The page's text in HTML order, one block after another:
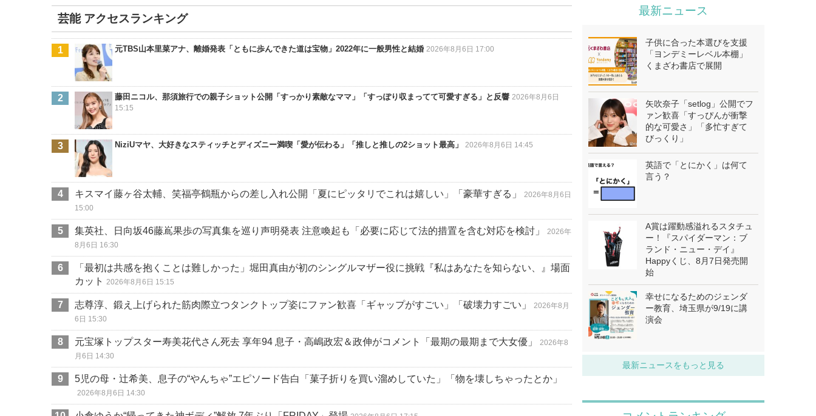
芸能 アクセスランキング
元TBS山本里菜アナ、離婚発表「ともに歩んできた道は宝物」2022年に一般男性と結婚 2026年8月6日 17:00
藤田ニコル、那須旅行での親子ショット公開「すっかり素敵なママ」「すっぽり収まってて可愛すぎる」と反響 2026年8月6日
15:15
NiziUマヤ、大好きなスティッチとディズニー満喫「愛が伝わる」「推しと推しの2ショット最高」 2026年8月6日 14:45
キスマイ藤ヶ谷太輔、笑福亭鶴瓶からの差し入れ公開「夏にピッタリでこれは嬉しい」「豪華すぎる」
2026年8月6日
15:00
集英社、日向坂46藤嶌果歩の写真集を巡り声明発表 注意喚起も「必要に応じて法的措置を含む対応を検討」
2026年
8月6日 16:30
「最初は共感を抱くことは難しかった」堀田真由が初のシングルマザー役に挑戦『私はあなたを知らない、』場面
カット
2026年8月6日 15:15
志尊淳、鍛え上げられた筋肉際立つタンクトップ姿にファン歓喜「ギャップがすごい」「破壊力すごい」
2026年8月
6日 15:30
元宝塚トップスター寿美花代さん死去 享年94 息子・高嶋政宏＆政伸がコメント「最期の最期まで大女優」
2026年8
月6日 14:30
5児の母・辻希美、息子の“やんちゃ”エピソード告白「菓子折りを買い溜めしていた」「物を壊しちゃったとか」
2026年8月6日 14:30
最新ニュース
子供に合った本選びを支援
「ヨンデミーレベル本棚」
くまざわ書店で展開
矢吹奈子「setlog」公開でフ
ァン歓喜「すっぴんが衝撃
的な可愛さ」「多忙すぎて
びっくり」
英語で「とにかく」は何て
言う？
A賞は躍動感溢れるスタチュ
ー！『スパイダーマン：ブ
ランド・ニュー・デイ』
Happyくじ、8月7日発売開
始
幸せになるためのジェンダ
ー教育、埼玉県が9/19に講
演会
最新ニュースをもっと見る